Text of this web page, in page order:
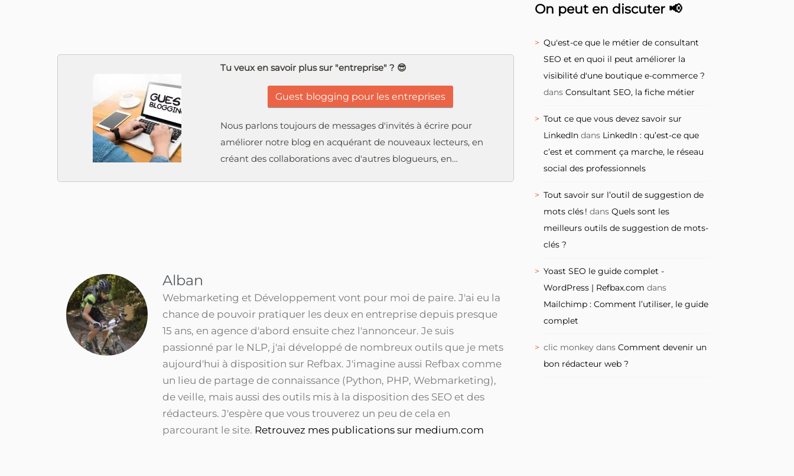
Tu veux en savoir plus sur "entreprise" ? 😎
Guest blogging pour les entreprises
Nous parlons toujours de messages d'invités à écrire pour
améliorer notre blog en acquérant de nouveaux lecteurs, en
créant des collaborations avec d'autres blogueurs, en…
Alban
Webmarketing et Développement vont pour moi de paire. J'ai eu la
chance de pouvoir pratiquer les deux en entreprise depuis presque
15 ans, en agence d'abord ensuite chez l'annonceur. Je suis
passionné par le NLP, j'ai développé de nombreux outils que je mets
aujourd'hui à disposition sur Refbax. J'imagine aussi Refbax comme
un lieu de partage de connaissance (Python, PHP, Webmarketing),
de veille, mais aussi des outils mis à la disposition des SEO et des
rédacteurs. J'espère que vous trouverez un peu de cela en
parcourant le site. Retrouvez mes publications sur medium.com
On peut en discuter 📢
Qu'est-ce que le métier de consultant
SEO et en quoi il peut améliorer la
visibilité d'une boutique e-commerce ?
dansConsultant SEO, la fiche métier
Tout ce que vous devez savoir sur
LinkedIn dans LinkedIn : qu’est-ce que
c’est et comment ça marche, le réseau
social des professionnels
Tout savoir sur l’outil de suggestion de
mots clés ! dansQuels sont les
meilleurs outils de suggestion de mots-
clés ?
Yoast SEO le guide complet -
WordPress | Refbax.com dans
Mailchimp : Comment l’utiliser, le guide
complet
clic monkey dansComment devenir un
bon rédacteur web ?